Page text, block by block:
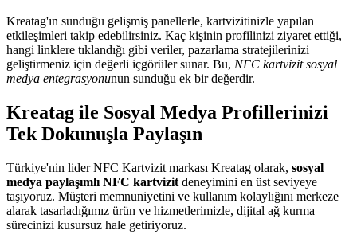
Kreatag'ın sunduğu gelişmiş panellerle, kartvizitinizle yapılan
etkileşimleri takip edebilirsiniz. Kaç kişinin profilinizi ziyaret ettiği,
hangi linklere tıklandığı gibi veriler, pazarlama stratejilerinizi
geliştirmeniz için değerli içgörüler sunar. Bu, NFC kartvizit sosyal
medya entegrasyonunun sunduğu ek bir değerdir.
Kreatag ile Sosyal Medya Profillerinizi
Tek Dokunuşla Paylaşın
Türkiye'nin lider NFC Kartvizit markası Kreatag olarak, sosyal
medya paylaşımlı NFC kartvizit deneyimini en üst seviyeye
taşıyoruz. Müşteri memnuniyetini ve kullanım kolaylığını merkeze
alarak tasarladığımız ürün ve hizmetlerimizle, dijital ağ kurma
sürecinizi kusursuz hale getiriyoruz.